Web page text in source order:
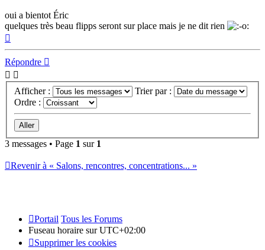
oui a bientot Éric
quelques très beau flipps seront sur place mais je ne dit rien
Répondre
Afficher :
Trier par :
Ordre :
3 messages • Page 1 sur 1
Revenir à « Salons, rencontres, concentrations... »
Portail Tous les Forums
Fuseau horaire surUTC+02:00
Supprimer les cookies